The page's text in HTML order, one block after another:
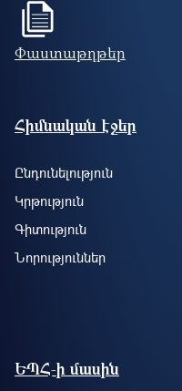
Փաստաթղթեր
Footer site information
Հիմնական էջեր
Ընդունելություն
Կրթություն
Գիտություն
Նորություններ
ԵՊՀ-ի մասին